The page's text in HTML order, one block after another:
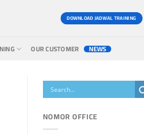
DOWNLOAD JADWAL TRAINING
OUR CUSTOMER NEWS
NOMOR OFFICE